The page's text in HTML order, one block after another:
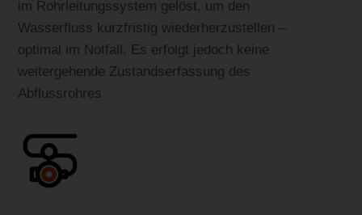
im Rohrleitungssystem gelöst, um den
Wasserfluss kurzfristig wiederherzustellen –
optimal im Notfall. Es erfolgt jedoch keine
weitergehende Zustandserfassung des
Abflussrohres.